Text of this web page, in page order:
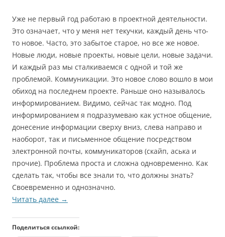
Уже не первый год работаю в проектной деятельности.
Это означает, что у меня нет текучки, каждый день что-
то новое. Часто, это забытое старое, но все же новое.
Новые люди, новые проекты, новые цели, новые задачи.
И каждый раз мы сталкиваемся с одной и той же
проблемой. Коммуникации. Это новое слово вошло в мои
обиход на последнем проекте. Раньше оно называлось
информированием. Видимо, сейчас так модно. Под
информированием я подразумеваю как устное общение,
донесение информации сверху вниз, слева направо и
наоборот, так и письменное общение посредством
электронной почты, коммуникаторов (скайп, аська и
прочие). Проблема проста и сложна одновременно. Как
сделать так, чтобы все знали то, что должны знать?
Своевременно и однозначно.
Читать далее →
Поделиться ссылкой: